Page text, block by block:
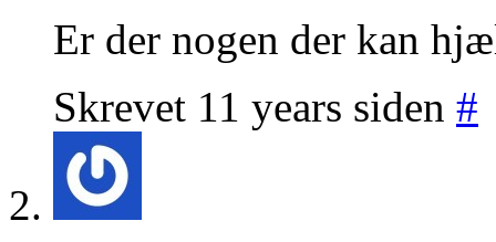
Er der nogen der kan
Skrevet 11 years siden #